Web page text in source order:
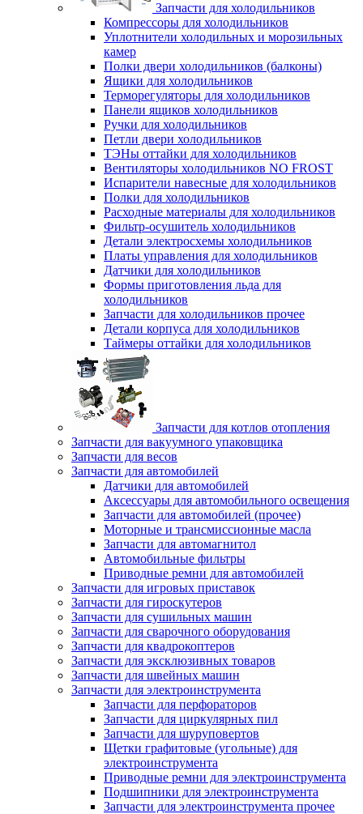
Запчасти для холодильников
Компрессоры для холодильников
Уплотнители холодильных и морозильных
камер
Полки двери холодильников (балконы)
Ящики для холодильников
Терморегуляторы для холодильников
Панели ящиков холодильников
Ручки для холодильников
Петли двери холодильников
ТЭНы оттайки для холодильников
Вентиляторы холодильников NO FROST
Испарители навесные для холодильников
Полки для холодильников
Расходные материалы для холодильников
Фильтр-осушитель холодильников
Детали электросхемы холодильников
Платы управления для холодильников
Датчики для холодильников
Формы приготовления льда для
холодильников
Запчасти для холодильников прочее
Детали корпуса для холодильников
Таймеры оттайки для холодильников
Запчасти для котлов отопления
Запчасти для вакуумного упаковщика
Запчасти для весов
Запчасти для автомобилей
Датчики для автомобилей
Аксессуары для автомобильного освещения
Запчасти для автомобилей (прочее)
Моторные и трансмиссионные масла
Запчасти для автомагнитол
Автомобильные фильтры
Приводные ремни для автомобилей
Запчасти для игровых приставок
Запчасти для гироскутеров
Запчасти для сушильных машин
Запчасти для сварочного оборудования
Запчасти для квадрокоптеров
Запчасти для эксклюзивных товаров
Запчасти для швейных машин
Запчасти для электроинструмента
Запчасти для перфораторов
Запчасти для циркулярных пил
Запчасти для шуруповертов
Щетки графитовые (угольные) для
электроинструмента
Приводные ремни для электроинструмента
Подшипники для электроинструмента
Запчасти для электроинструмента прочее